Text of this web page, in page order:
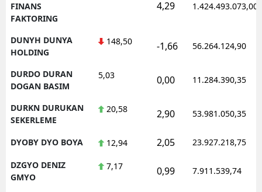
FINANS
FAKTORING
4,29 1.424.493.073,00
DUNYH DUNYA
HOLDING
148,50 -1,66 56.264.124,90
DURDO DURAN
DOGAN BASIM
5,03 0,00 11.284.390,35
DURKN DURUKAN
SEKERLEME
20,58 2,90 53.981.050,35
DYOBY DYO BOYA 12,94 2,05 23.927.218,75
DZGYO DENIZ
GMYO
7,17 0,99 7.911.539,74